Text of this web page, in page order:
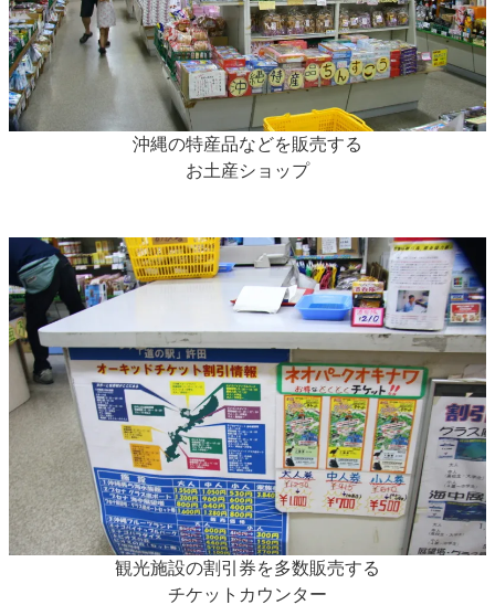
沖縄の特産品などを販売する
お土産ショップ
観光施設の割引券を多数販売する
チケットカウンター